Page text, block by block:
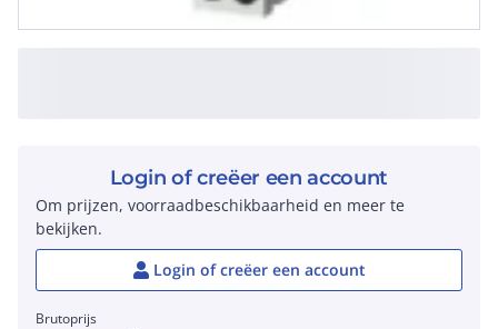
Login of creëer een account
Om prijzen, voorraadbeschikbaarheid en meer te
bekijken.
Login of creëer een account
Brutoprijs